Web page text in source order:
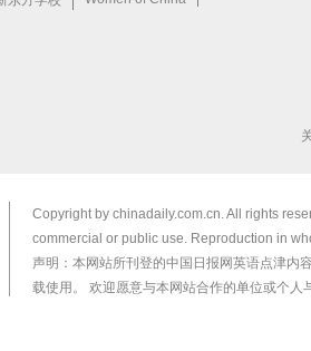
Copyright by chinadaily.com.cn. All rights
commercial or public use. Reproduction in
声明：本网站所刊登的中国日报网英语点津内
载使用。 欢迎愿意与本网站合作的单位或个人